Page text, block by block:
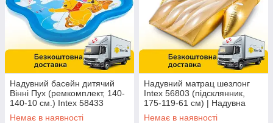
Надувний басейн дитячий
Вінні Пух (ремкомплект, 140-
140-10 см.) Intex 58433
Немає в наявності
Надувний матрац шезлонг
Intex 56803 (підсклянник,
175-119-61 см) | Надувна
платформа
Немає в наявності